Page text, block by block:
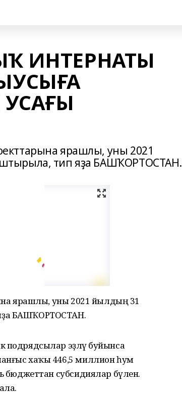
ИНТЕРНАТЫ
ярашлы, уны 2021
тип яҙа БАШҠОРТОСТАН.
ярашлы, уны 2021 йылдың 31
БАШҠОРТОСТАН.
подрядсылар эҙләү буйынса
хаҡы 446,5 миллион һум
бюджеттан субсидиялар бүленә.